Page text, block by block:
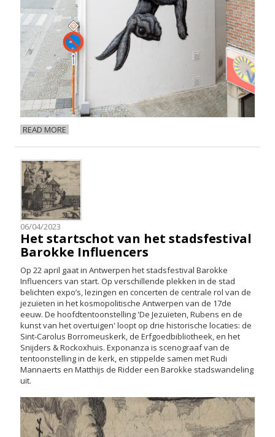
READ MORE
06/04/2023
Het startschot van het stadsfestival
Barokke Influencers
Op 22 april gaat in Antwerpen het stadsfestival Barokke
Influencers van start. Op verschillende plekken in de stad
belichten expo’s, lezingen en concerten de centrale rol van de
jezuïeten in het kosmopolitische Antwerpen van de 17de
eeuw. De hoofdtentoonstelling 'De Jezuïeten, Rubens en de
kunst van het overtuigen' loopt op drie historische locaties: de
Sint-Carolus Borromeuskerk, de Erfgoedbibliotheek, en het
Snijders & Rockoxhuis. Exponanza is scenograaf van de
tentoonstelling in de kerk, en stippelde samen met Rudi
Mannaerts en Matthijs de Ridder een Barokke stadswandeling
uit.